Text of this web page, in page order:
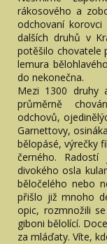
rákosového a
odchovaní
dalších druhů v
potěšilo chovatele
lemura
do nekonečna.
Mezi 1300
průměrně
odchovů,
Garnettovy,
bělopásé, výrečky
černého.
divokého osla
běločelého nebo
přišlo již mnoho
opic, rozmnožili
giboni bělolící.
za mláďaty. Víte,